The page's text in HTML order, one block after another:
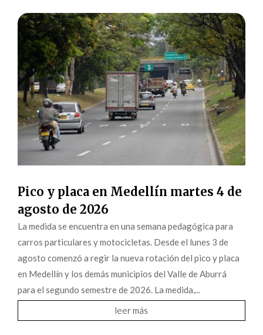
Pico y placa en Medellín martes 4 de
agosto de 2026
La medida se encuentra en una semana pedagógica para
carros particulares y motocicletas. Desde el lunes 3 de
agosto comenzó a regir la nueva rotación del pico y placa
en Medellín y los demás municipios del Valle de Aburrá
para el segundo semestre de 2026. La medida,...
leer más